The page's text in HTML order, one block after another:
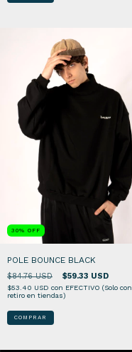
30% OFF
POLE BOUNCE BLACK
$84.76 USD $59.33 USD
$53.40 USD con EFECTIVO (Solo con
retiro en tiendas)
COMPRAR